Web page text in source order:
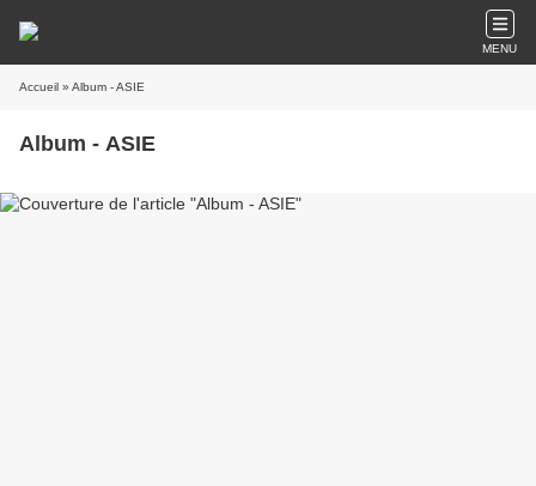
MENU
Accueil » Album - ASIE
Album - ASIE